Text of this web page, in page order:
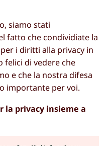
siamo stati
fatto che condividiate la
i diritti alla privacy in
felici di vedere che
e che la nostra difesa
importante per voi.
la privacy insieme a